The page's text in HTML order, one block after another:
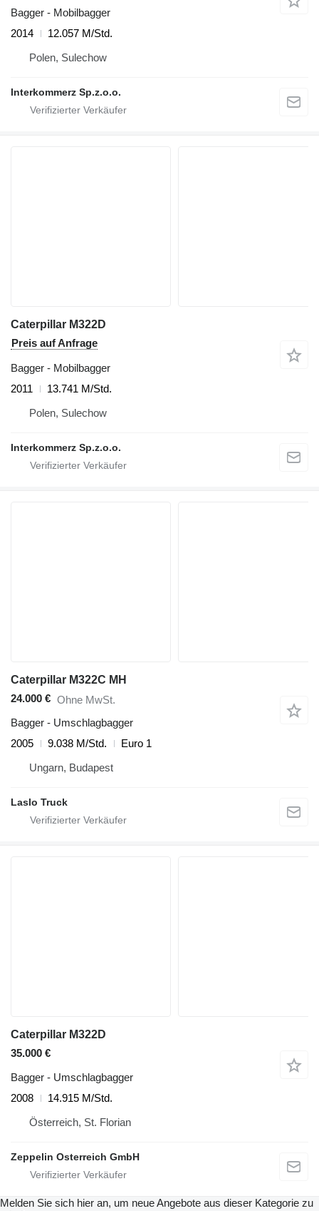
Bagger - Mobilbagger
2014
12.057 M/Std.
Polen, Sulechow
Interkommerz Sp.z.o.o.
Caterpillar M322D
Preis auf Anfrage
Bagger - Mobilbagger
2011
13.741 M/Std.
Polen, Sulechow
Interkommerz Sp.z.o.o.
Caterpillar M322C MH
24.000 € Ohne MwSt.
Bagger - Umschlagbagger
2005
9.038 M/Std.
Euro 1
Ungarn, Budapest
Laslo Truck
Caterpillar M322D
35.000 €
Bagger - Umschlagbagger
2008
14.915 M/Std.
Österreich, St. Florian
Zeppelin Osterreich GmbH
Melden Sie sich hier an, um neue Angebote aus dieser Kategorie zu